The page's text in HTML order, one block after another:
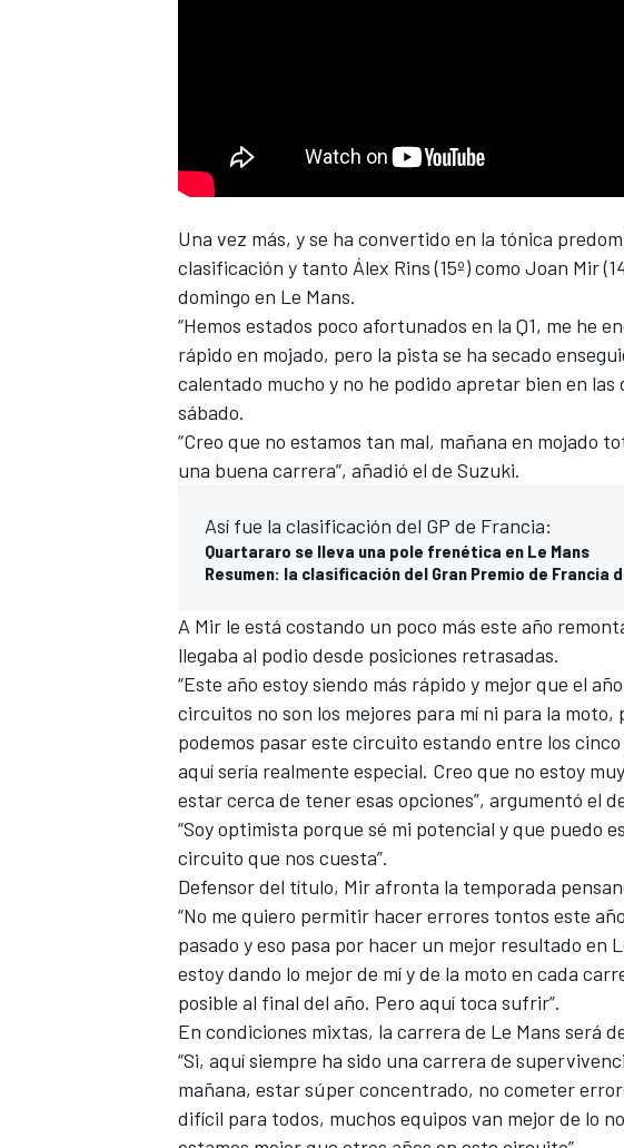
MÁS CATEGORÍAS
Una vez más, y se ha convertido en la tónica
clasificación y tanto Álex Rins(15º) como Joan Mir
domingo en Le Mans.
“Hemos estados poco afortunados en la Q1, me he
rápido en mojado, pero la pista se ha secado
calentado mucho y no he podido apretar bien en las
sábado.
“Creo que no estamos tan mal, mañana en mojado
una buena carrera”, añadió el de Suzuki.
Así fue la clasificación del GP de Francia:
Quartararo se lleva una pole frenética en Le Mans
Resumen: la clasificación del Gran Premio de Francia
A Mir le está costando un poco más este año
llegaba al podio desde posiciones retrasadas.
“Este año estoy siendo más rápido y mejor que el
circuitos no son los mejores para mí ni para la
podemos pasar este circuito estando entre los
aquí sería realmente especial. Creo que no estoy
estar cerca de tener esas opciones”, argumentó el
“Soy optimista porque sé mi potencial y que puedo
circuito que nos cuesta”.
Defensor del título, Mir afronta la temporada
“No me quiero permitir hacer errores tontos este
pasado y eso pasa por hacer un mejor resultado en
estoy dando lo mejor de mí y de la moto en cada
posible al final del año. Pero aquí toca sufrir”.
En condiciones mixtas, la carrera de Le Mans será
“Si, aquí siempre ha sido una carrera de
mañana, estar súper concentrado, no cometer
difícil para todos, muchos equipos van mejor de lo